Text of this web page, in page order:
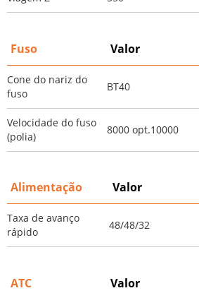
Fuso Valor
Cone do nariz do
fuso
BT40
Velocidade do fuso
(polia)
8000 opt.10000
Alimentação Valor
Taxa de avanço
rápido
48/48/32
ATC Valor